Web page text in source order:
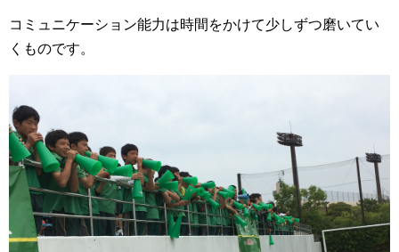
コミュニケーション能力は時間をかけて少しずつ磨いてい
くものです。